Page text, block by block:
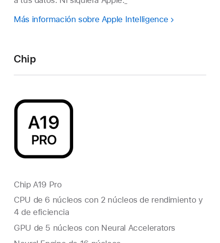
Más información sobre Apple Intelligence
Chip
Chip A19 Pro
CPU de 6 núcleos con 2 núcleos de rendimiento y
4 de eficiencia
GPU de 5 núcleos con Neural Accelerators